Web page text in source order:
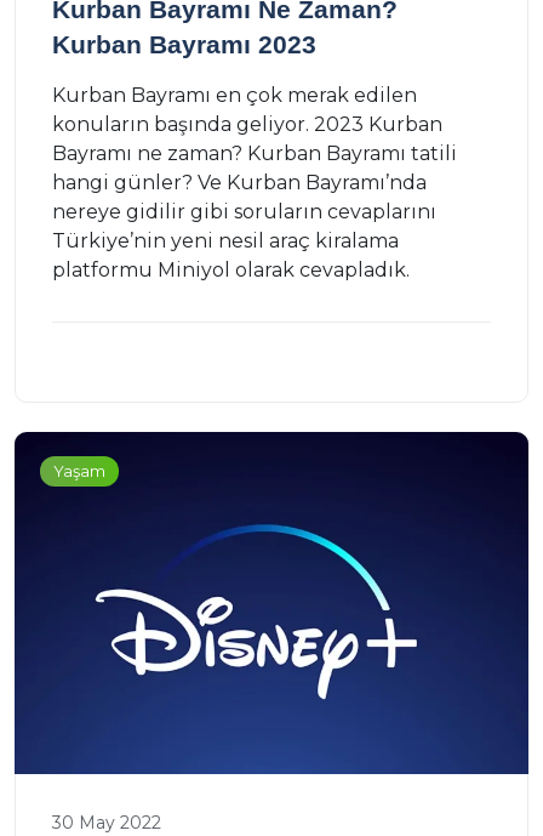
Kurban Bayramı Ne Zaman?
Kurban Bayramı 2023
Kurban Bayramı en çok merak edilen
konuların başında geliyor. 2023 Kurban
Bayramı ne zaman? Kurban Bayramı tatili
hangi günler? Ve Kurban Bayramı’nda
nereye gidilir gibi soruların cevaplarını
Türkiye’nin yeni nesil araç kiralama
platformu Miniyol olarak cevapladık.
Yaşam
30 May 2022